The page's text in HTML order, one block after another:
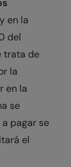
y en la
del
trata de
la
en la
se
pagar se
el